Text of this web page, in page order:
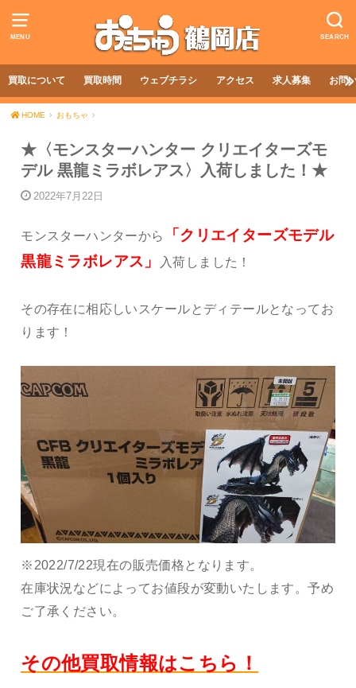
MENU SEARCH
買取について 買取時間 ウェブチラシ アクセス 求人募集 お問
HOME おもちゃ
★〈モンスターハンター クリエイターズモ
デル 黒龍ミラボレアス〉入荷しました！★
2022年7月22日
モンスターハンターから
「クリエイターズモデル
黒龍ミラボレアス」
入荷しました！
その存在に相応しいスケールとディテールとなってお
ります！
※2022/7/22現在の販売価格となります。
在庫状況などによってお値段が変動いたします。予め
ご了承ください。
その他買取情報はこちら！